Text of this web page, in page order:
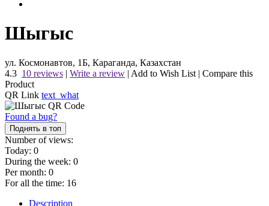
Шыгыс
ул. Космонавтов, 1Б, Караганда, Казахстан
4.3 10 reviews | Write a review | Add to Wish List | Compare this
Product
QR Link text_what
Found a bug?
Поднять в топ
Number of views:
Today: 0
During the week: 0
Per month: 0
For all the time: 16
Description